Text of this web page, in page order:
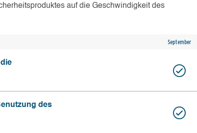
auf die Geschwindigkeit des
September
des